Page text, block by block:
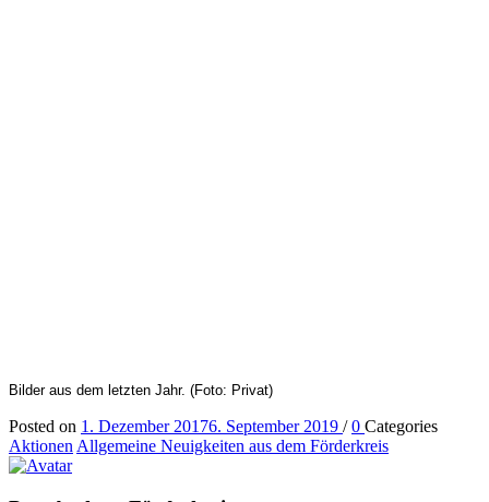
Bilder aus dem letzten Jahr. (Foto: Privat)
Posted on 1. Dezember 20176. September 2019 / 0 Categories
Aktionen Allgemeine Neuigkeiten aus dem Förderkreis